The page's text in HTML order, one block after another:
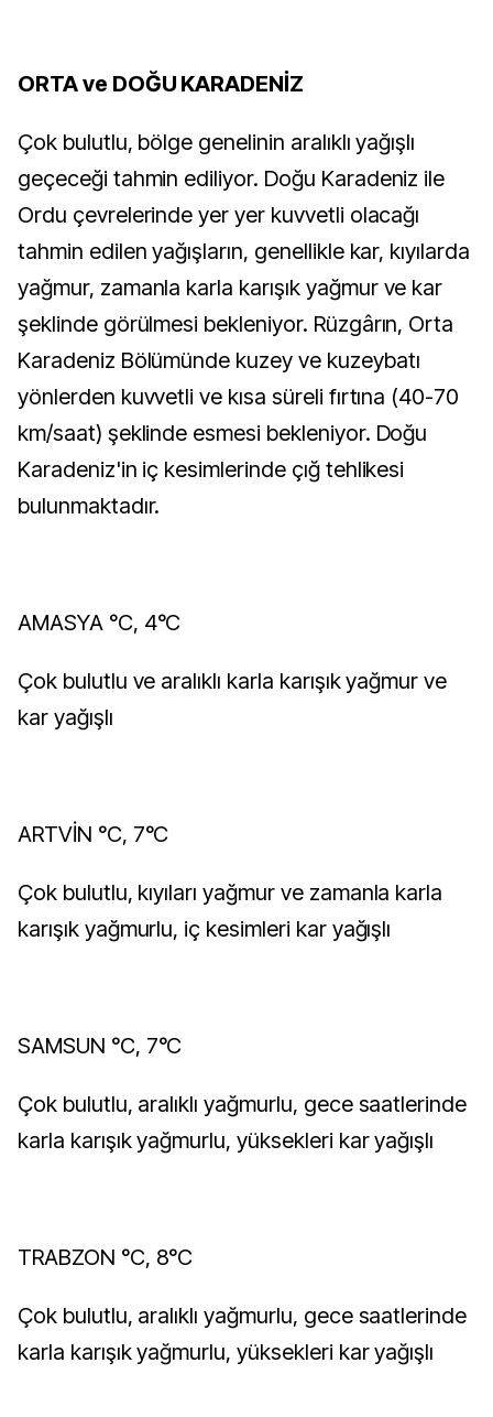
ORTA ve DOĞU KARADENİZ
Çok bulutlu, bölge genelinin aralıklı yağışlı
geçeceği tahmin ediliyor. Doğu Karadeniz ile
Ordu çevrelerinde yer yer kuvvetli olacağı
tahmin edilen yağışların, genellikle kar, kıyılarda
yağmur, zamanla karla karışık yağmur ve kar
şeklinde görülmesi bekleniyor. Rüzgârın, Orta
Karadeniz Bölümünde kuzey ve kuzeybatı
yönlerden kuvvetli ve kısa süreli fırtına (40-70
km/saat) şeklinde esmesi bekleniyor. Doğu
Karadeniz'in iç kesimlerinde çığ tehlikesi
bulunmaktadır.
AMASYA °C, 4°C
Çok bulutlu ve aralıklı karla karışık yağmur ve
kar yağışlı
ARTVİN °C, 7°C
Çok bulutlu, kıyıları yağmur ve zamanla karla
karışık yağmurlu, iç kesimleri kar yağışlı
SAMSUN °C, 7°C
Çok bulutlu, aralıklı yağmurlu, gece saatlerinde
karla karışık yağmurlu, yüksekleri kar yağışlı
TRABZON °C, 8°C
Çok bulutlu, aralıklı yağmurlu, gece saatlerinde
karla karışık yağmurlu, yüksekleri kar yağışlı